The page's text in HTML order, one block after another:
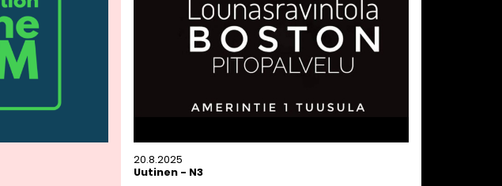
20.8.2025
Uutinen - N3